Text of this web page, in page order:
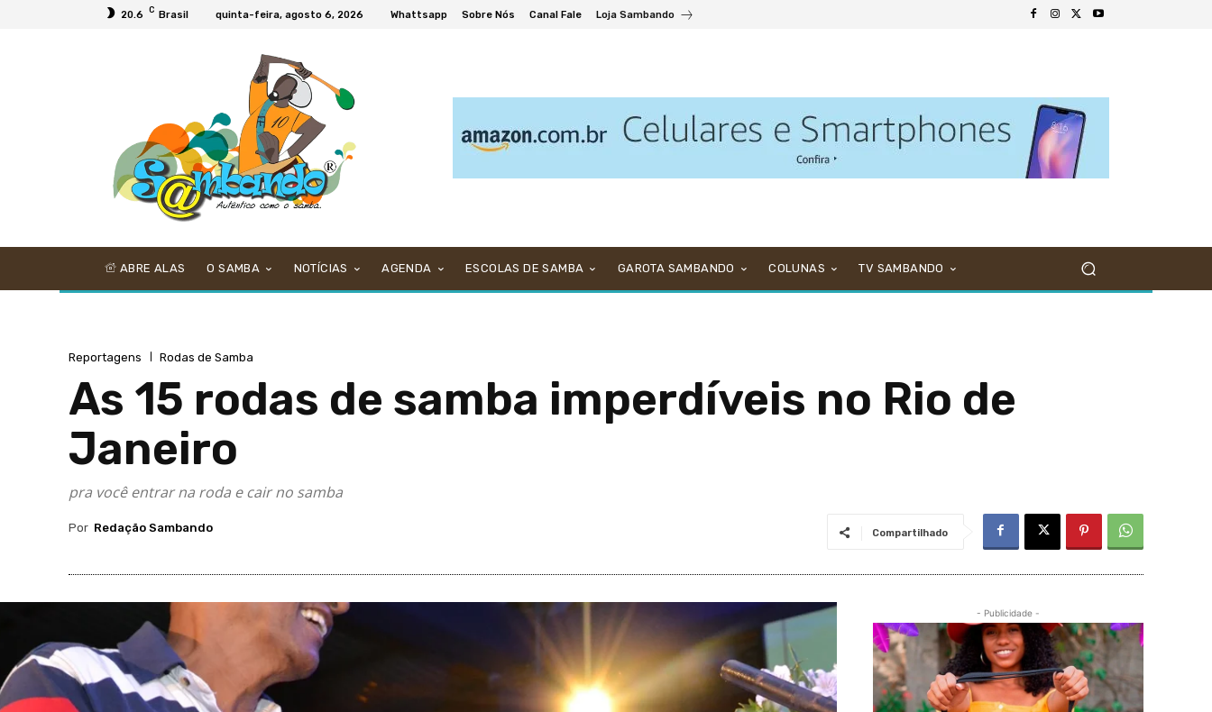
20.6 C Brasil quinta-feira, agosto 6, 2026 Whattsapp Sobre Nós Canal Fale Loja Sambando
ABRE ALAS O SAMBA NOTÍCIAS AGENDA ESCOLAS DE SAMBA GAROTA SAMBANDO COLUNAS TV SAMBANDO
Reportagens Rodas de Samba
As 15 rodas de samba imperdíveis no Rio de
Janeiro
pra você entrar na roda e cair no samba
Por Redação Sambando Compartilhado
- Publicidade -